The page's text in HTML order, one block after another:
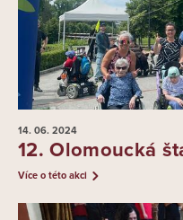
14. 06. 2024
12. Olomoucká
Více o této akci